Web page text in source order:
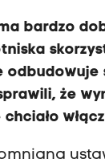
bardzo
że